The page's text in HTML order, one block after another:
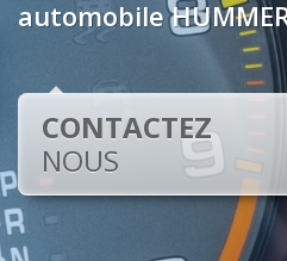
automobile
CONTACTEZ
NOUS